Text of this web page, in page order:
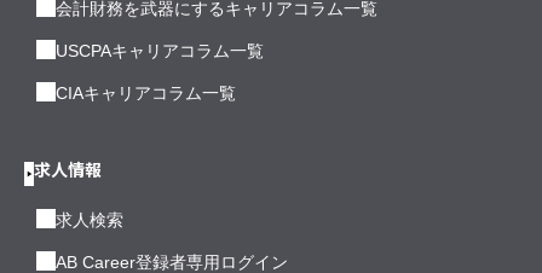
会計財務を武器にするキャリアコラム一覧
USCPAキャリアコラム一覧
CIAキャリアコラム一覧
求人情報
求人検索
AB Career登録者専用ログイン